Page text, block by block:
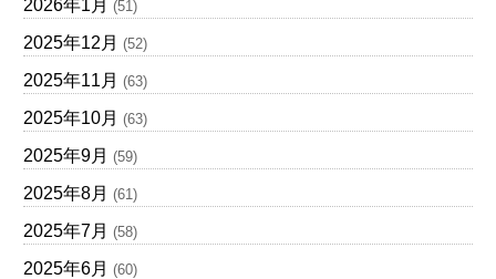
2026年1月 (51)
2025年12月 (52)
2025年11月 (63)
2025年10月 (63)
2025年9月 (59)
2025年8月 (61)
2025年7月 (58)
2025年6月 (60)